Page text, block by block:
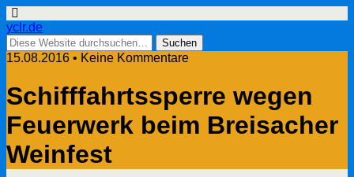
yclr.de
15.08.2016 • Keine Kommentare
Schifffahrtssperre wegen
Feuerwerk beim Breisacher
Weinfest